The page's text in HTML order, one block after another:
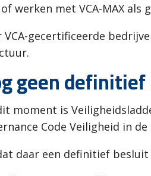
of werken met VCA-MAX
VCA-gecertificeerde
geen
moment is
Code Veiligheid in
daar een definitief